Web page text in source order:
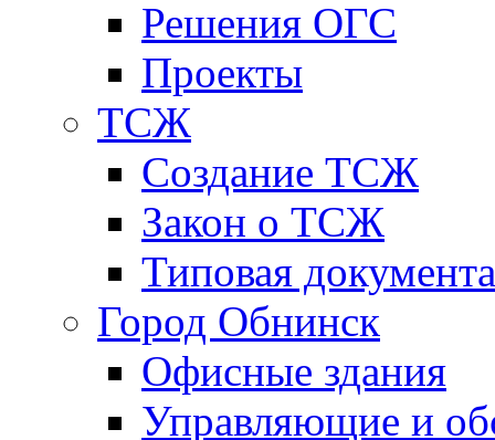
Решения ОГС
Проекты
ТСЖ
Создание ТСЖ
Закон о ТСЖ
Типовая
Город Обнинск
Офисные здания
Управляющие и